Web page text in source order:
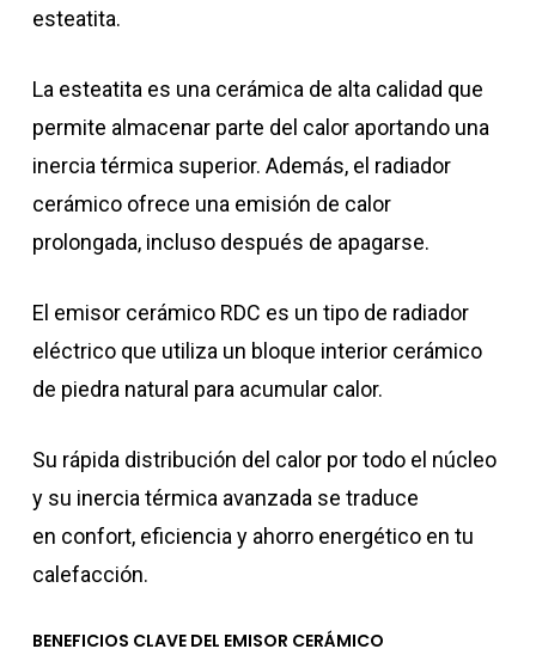
esteatita.
La esteatita es una cerámica de alta calidad que
permite almacenar parte del calor aportando una
inercia térmica superior. Además, el radiador
cerámico ofrece una emisión de calor
prolongada, incluso después de apagarse.
El emisor cerámico RDC es un tipo de radiador
eléctrico que utiliza un bloque interior cerámico
de piedra natural para acumular calor.
Su rápida distribución del calor por todo el núcleo
y su inercia térmica avanzada se traduce
en confort, eficiencia y ahorro energético en tu
calefacción.
BENEFICIOS CLAVE DEL EMISOR CERÁMICO